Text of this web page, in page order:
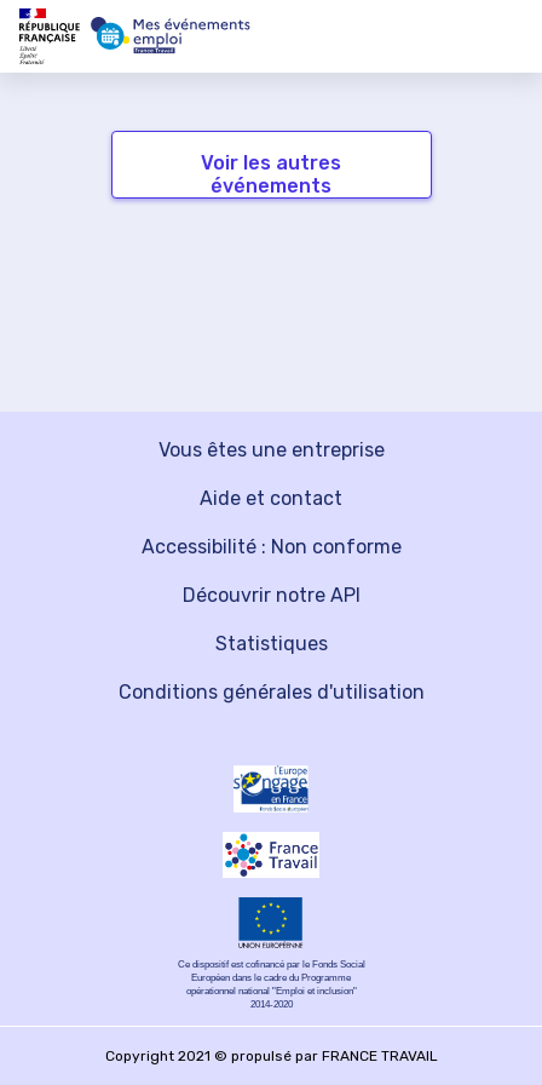
Voir les autres
événements
Vous êtes une entreprise
Découvrir notre API
Aide et contact
Statistiques
Accessibilité : Non conforme
Conditions générales d'utilisation
Ce dispositif est cofinancé par le Fonds Social
Européen dans le cadre du Programme
opérationnel national "Emploi et inclusion"
2014-2020
Copyright 2021 © propulsé par FRANCE TRAVAIL